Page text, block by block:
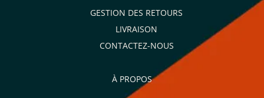
GESTION DES RETOURS
LIVRAISON
CONTACTEZ-NOUS
À PROPOS